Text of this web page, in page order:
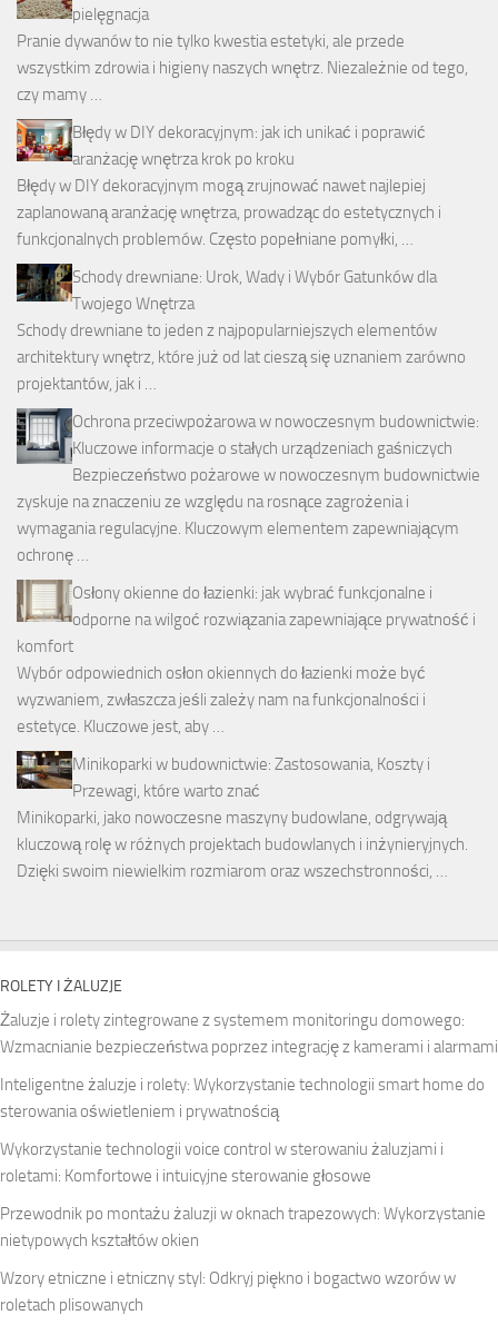
pielęgnacja
Pranie dywanów to nie tylko kwestia estetyki, ale przede
wszystkim zdrowia i higieny naszych wnętrz. Niezależnie od tego,
czy mamy …
Błędy w DIY dekoracyjnym: jak ich unikać i poprawić
aranżację wnętrza krok po kroku
Błędy w DIY dekoracyjnym mogą zrujnować nawet najlepiej
zaplanowaną aranżację wnętrza, prowadząc do estetycznych i
funkcjonalnych problemów. Często popełniane pomyłki, …
Schody drewniane: Urok, Wady i Wybór Gatunków dla
Twojego Wnętrza
Schody drewniane to jeden z najpopularniejszych elementów
architektury wnętrz, które już od lat cieszą się uznaniem zarówno
projektantów, jak i …
Ochrona przeciwpożarowa w nowoczesnym budownictwie:
Kluczowe informacje o stałych urządzeniach gaśniczych
Bezpieczeństwo pożarowe w nowoczesnym budownictwie
zyskuje na znaczeniu ze względu na rosnące zagrożenia i
wymagania regulacyjne. Kluczowym elementem zapewniającym
ochronę …
Osłony okienne do łazienki: jak wybrać funkcjonalne i
odporne na wilgoć rozwiązania zapewniające prywatność i
komfort
Wybór odpowiednich osłon okiennych do łazienki może być
wyzwaniem, zwłaszcza jeśli zależy nam na funkcjonalności i
estetyce. Kluczowe jest, aby …
Minikoparki w budownictwie: Zastosowania, Koszty i
Przewagi, które warto znać
Minikoparki, jako nowoczesne maszyny budowlane, odgrywają
kluczową rolę w różnych projektach budowlanych i inżynieryjnych.
Dzięki swoim niewielkim rozmiarom oraz wszechstronności, …
ROLETY I ŻALUZJE
Żaluzje i rolety zintegrowane z systemem monitoringu domowego:
Wzmacnianie bezpieczeństwa poprzez integrację z kamerami i alarmami
Inteligentne żaluzje i rolety: Wykorzystanie technologii smart home do
sterowania oświetleniem i prywatnością
Wykorzystanie technologii voice control w sterowaniu żaluzjami i
roletami: Komfortowe i intuicyjne sterowanie głosowe
Przewodnik po montażu żaluzji w oknach trapezowych: Wykorzystanie
nietypowych kształtów okien
Wzory etniczne i etniczny styl: Odkryj piękno i bogactwo wzorów w
roletach plisowanych